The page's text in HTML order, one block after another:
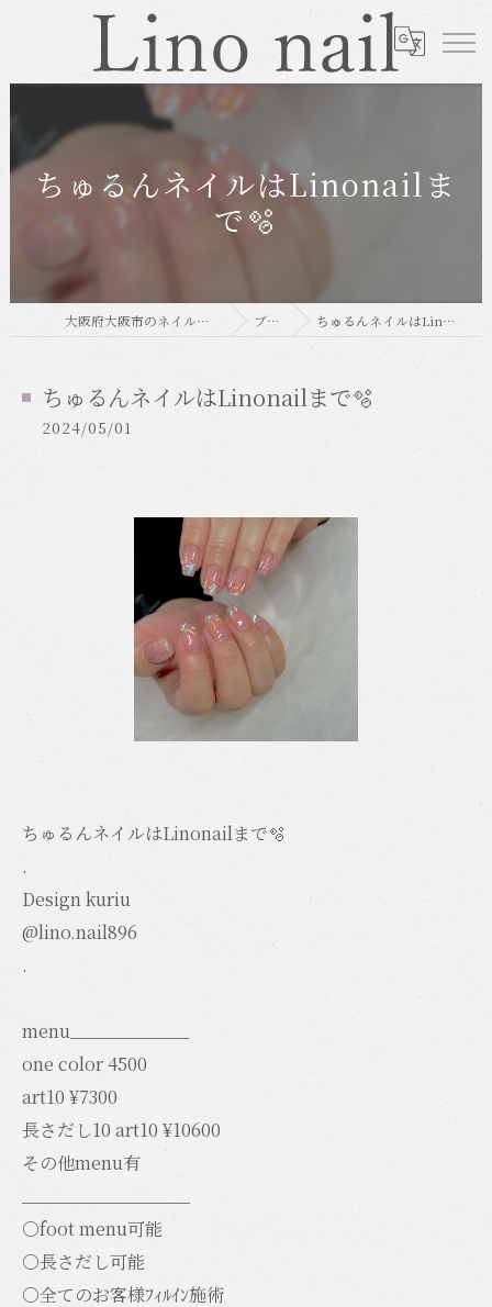
ちゅるんネイルはLinonailま
で🫧
大阪府大阪市のネイルならLino nail ブログ ちゅるんネイルはLinonailまで🫧
ちゅるんネイルはLinonailまで🫧
2024/05/01
ちゅるんネイルはLinonailまで🫧
.
Design kuriu
@lino.nail896
.
menu____________
one color 4500
art10 ¥7300
長さだし10 art10 ¥10600
その他menu有
○foot menu可能
○長さだし可能
○全てのお客様ﾌｨﾙｲﾝ施術